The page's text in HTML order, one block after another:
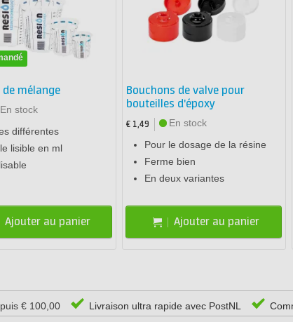
de mélange
En stock
différentes
lisible en ml
Ajouter au panier
Bouchons de valve pour
bouteilles d'époxy
€ 1,49
En stock
Pour le dosage de la résine
Ferme bien
En deux variantes
Ajouter au panier
€ 100,00 Livraison ultra rapide avec PostNL